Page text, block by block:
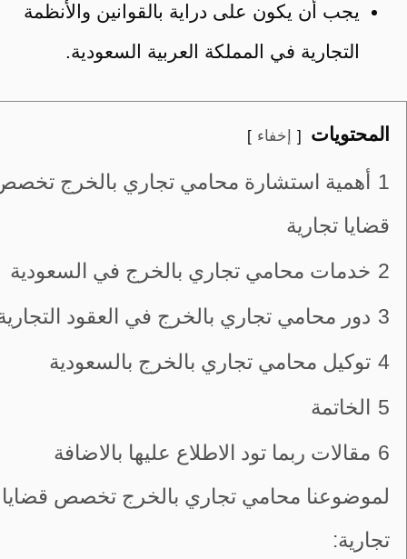
يجب أن يكون على دراية بالقوانين والأنظمة
التجارية في المملكة العربية السعودية.
المحتويات إخفاء
1
أهمية استشارة محامي تجاري بالخرج
قضايا تجارية
2 خدمات محامي تجاري بالخرج في السعودية
3 دور محامي تجاري بالخرج في العقود
4 توكيل محامي تجاري بالخرج بالسعودية
5
الخاتمة
6 مقالات ربما تود الاطلاع عليها بالاضافة
لموضوعنا محامي تجاري بالخرج تخصص قضايا
تجارية: